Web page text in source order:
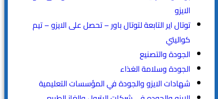
الايزو
توتال اير التابعة لتوتال باور – تحصل على الايزو – تيم
كواليتي
الجودة والتصنيع
الجودة وسلامة الغذاء
شهادات الايزو والجودة في المؤسسات التعليمية